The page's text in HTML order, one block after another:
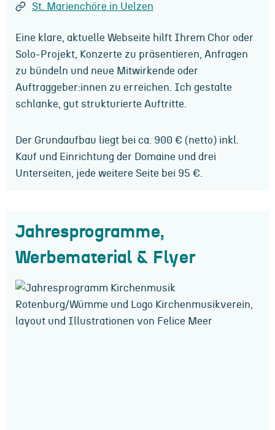
St. Marienchöre in Uelzen
Eine klare, aktuelle Webseite hilft Ihrem Chor oder
Solo-Projekt, Konzerte zu präsentieren, Anfragen
zu bündeln und neue Mitwirkende oder
Auftraggeber:innen zu erreichen. Ich gestalte
schlanke, gut strukturierte Auftritte.
Der Grundaufbau liegt bei ca. 900 € (netto) inkl.
Kauf und Einrichtung der Domaine und drei
Unterseiten, jede weitere Seite bei 95 €.
Jahresprogramme,
Werbematerial & Flyer